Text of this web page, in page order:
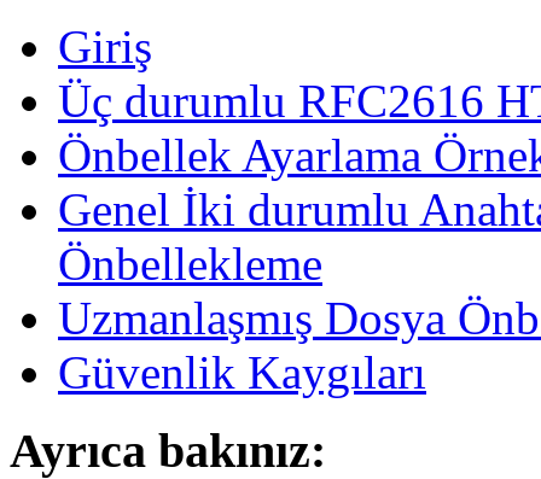
Giriş
Üç durumlu RFC2616
Önbellek Ayarlama
Genel İki durumlu
Önbellekleme
Uzmanlaşmış Dosya
Güvenlik Kaygıları
Ayrıca bakınız: